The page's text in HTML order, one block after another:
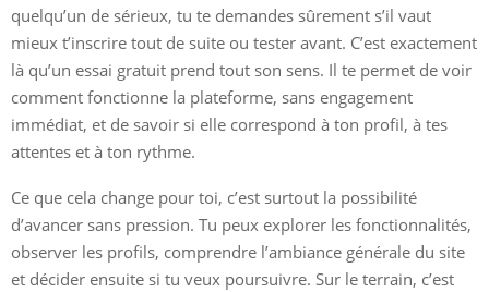
quelqu’un de sérieux, tu te demandes sûrement s’il vaut
mieux t’inscrire tout de suite ou tester avant. C’est exactement
là qu’un essai gratuit prend tout son sens. Il te permet de voir
comment fonctionne la plateforme, sans engagement
immédiat, et de savoir si elle correspond à ton profil, à tes
attentes et à ton rythme.
Ce que cela change pour toi, c’est surtout la possibilité
d’avancer sans pression. Tu peux explorer les fonctionnalités,
observer les profils, comprendre l’ambiance générale du site
et décider ensuite si tu veux poursuivre. Sur le terrain, c’est